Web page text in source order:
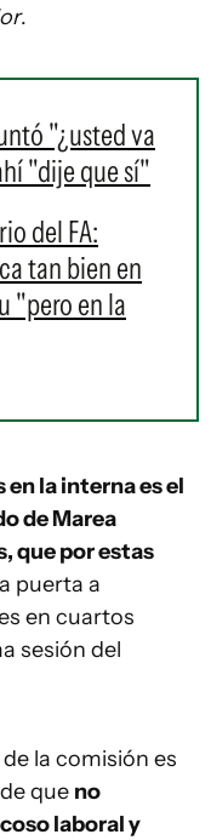
.
"¿usted va
"dije que sí"
del FA:
tan bien en
"pero en la
en la interna es el
de Marea
que por estas
puerta a
en cuartos
sesión del
la comisión es
que no
laboral y